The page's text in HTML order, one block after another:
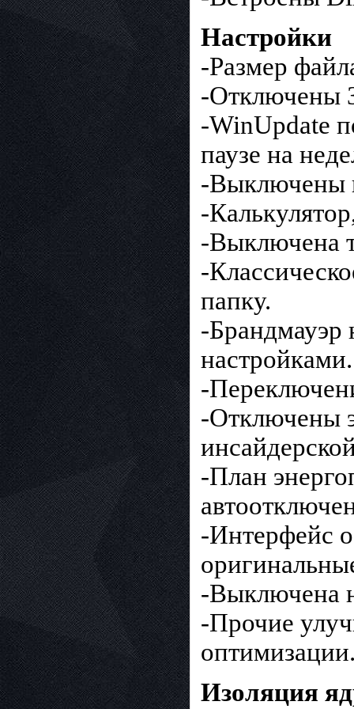
Настройки
-Размер
-Отключены
-WinUpdate
паузе на
-Выключены
-
-Выключена
-
папку.
-Брандмауэр
настройками.
-
-Отключены
-План
-Интерфейс
-Выключена
-Прочие
Изоляция